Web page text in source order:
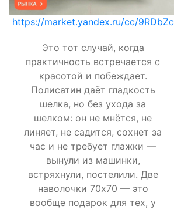
https://market.yandex.ru/cc/9RDbZc
Это тот случай, когда
практичность встречается с
красотой и побеждает.
Полисатин даёт гладкость
шелка, но без ухода за
шелком: он не мнётся, не
линяет, не садится, сохнет за
час и не требует глажки —
вынули из машинки,
встряхнули, постелили. Две
наволочки 70х70 — это
вообще подарок для тех, у